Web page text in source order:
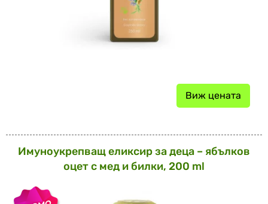
Виж цената
Имуноукрепващ еликсир за деца – ябълков
оцет с мед и билки, 200 ml